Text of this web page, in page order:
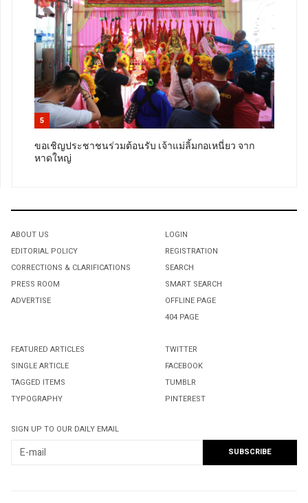
5
ขอเชิญประชาชนร่วมต้อนรับ เจ้าแม่ลิ้มกอเหนี่ยว จาก
หาดใหญ่
ABOUT US
EDITORIAL POLICY
CORRECTIONS & CLARIFICATIONS
PRESS ROOM
ADVERTISE
LOGIN
REGISTRATION
SEARCH
SMART SEARCH
OFFLINE PAGE
404 PAGE
FEATURED ARTICLES
SINGLE ARTICLE
TAGGED ITEMS
TYPOGRAPHY
TWITTER
FACEBOOK
TUMBLR
PINTEREST
SIGN UP TO OUR DAILY EMAIL